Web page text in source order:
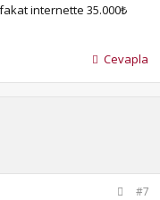
internette 35.000₺
Cevapla
#7